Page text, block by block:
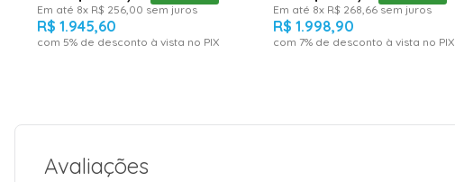
Em até 8x R$ 256 00 sem juros
R$ 1.945,60
com 5% de desconto à vista no PIX
Em até 8x R$ 268 66sem juros
R$ 1.998,90
com 7% de desconto à vista no PIX
Avaliações